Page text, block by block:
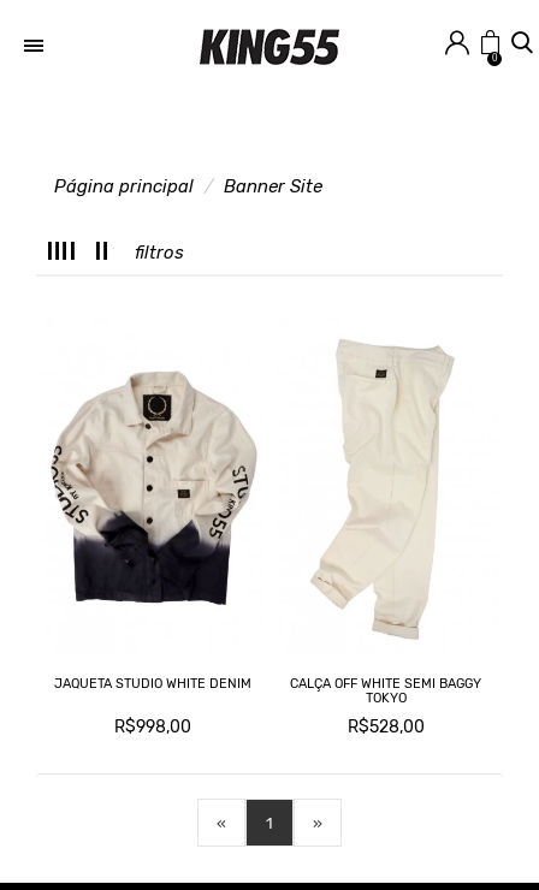
0
Página principal Banner Site
filtros
JAQUETA STUDIO WHITE DENIM
R$998,00
CALÇA OFF WHITE SEMI BAGGY
TOKYO
R$528,00
« 1 »